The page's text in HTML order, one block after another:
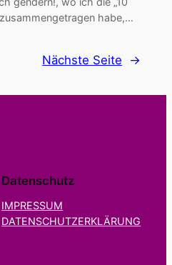
habe,…
Nächste Seite →
Datenschutz
IMPRESSUM
DATENSCHUTZERKLÄRUNG